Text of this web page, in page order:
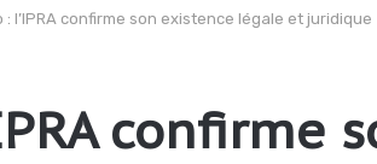
: l’IPRA confirme son existence légale et juridique